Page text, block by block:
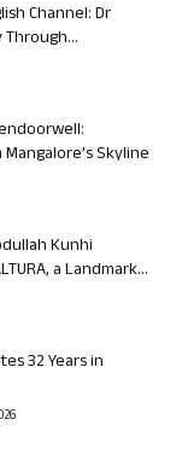
Channel: Dr
Skyline
Kunhi
a Landmark...
32 Years in